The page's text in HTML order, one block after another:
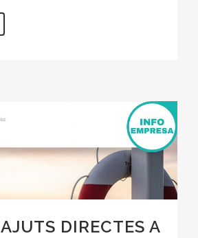
AJUTS DIRECTES A